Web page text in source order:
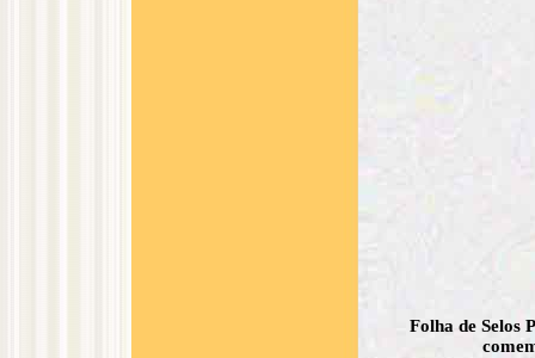
Folha de Selos